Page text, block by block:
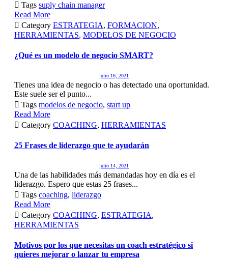
 Tags suply chain manager
Read More
 Category ESTRATEGIA, FORMACION,
HERRAMIENTAS, MODELOS DE NEGOCIO
¿Qué es un modelo de negocio SMART?
julio 16, 2021
Tienes una idea de negocio o has detectado una oportunidad.
Este suele ser el punto...
 Tags modelos de negocio, start up
Read More
 Category COACHING, HERRAMIENTAS
25 Frases de liderazgo que te ayudarán
julio 14, 2021
Una de las habilidades más demandadas hoy en día es el
liderazgo. Espero que estas 25 frases...
 Tags coaching, liderazgo
Read More
 Category COACHING, ESTRATEGIA,
HERRAMIENTAS
Motivos por los que necesitas un coach estratégico si
quieres mejorar o lanzar tu empresa